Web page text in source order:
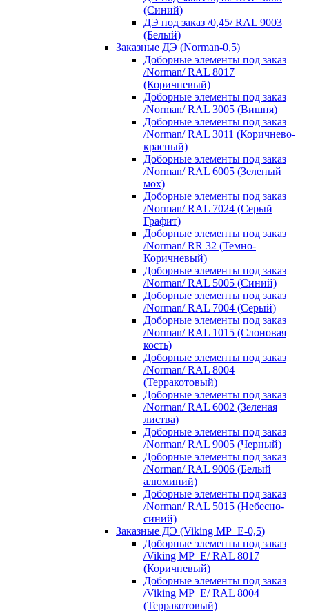
(Синий)
ДЭ под заказ /0,45/ RAL 9003
(Белый)
Заказные ДЭ (Norman-0,5)
Доборные элементы под заказ
/Norman/ RAL 8017
(Коричневый)
Доборные элементы под заказ
/Norman/ RAL 3005 (Вишня)
Доборные элементы под заказ
/Norman/ RAL 3011 (Коричнево-
красный)
Доборные элементы под заказ
/Norman/ RAL 6005 (Зеленый
мох)
Доборные элементы под заказ
/Norman/ RAL 7024 (Серый
Графит)
Доборные элементы под заказ
/Norman/ RR 32 (Темно-
Коричневый)
Доборные элементы под заказ
/Norman/ RAL 5005 (Синий)
Доборные элементы под заказ
/Norman/ RAL 7004 (Серый)
Доборные элементы под заказ
/Norman/ RAL 1015 (Слоновая
кость)
Доборные элементы под заказ
/Norman/ RAL 8004
(Терракотовый)
Доборные элементы под заказ
/Norman/ RAL 6002 (Зеленая
листва)
Доборные элементы под заказ
/Norman/ RAL 9005 (Черный)
Доборные элементы под заказ
/Norman/ RAL 9006 (Белый
алюминий)
Доборные элементы под заказ
/Norman/ RAL 5015 (Небесно-
синий)
Заказные ДЭ (Viking MP_E-0,5)
Доборные элементы под заказ
/Viking MP_E/ RAL 8017
(Коричневый)
Доборные элементы под заказ
/Viking MP_E/ RAL 8004
(Терракотовый)